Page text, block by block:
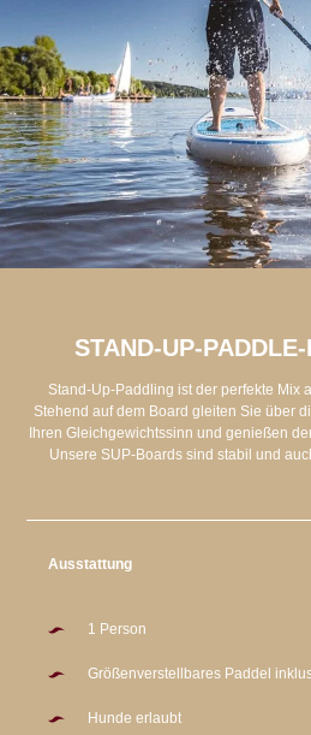
STAND-UP-
Stand-Up-Paddling ist der perfekte Mix
Stehend auf dem Board gleiten Sie über
Ihren Gleichgewichtssinn und genießen
Unsere SUP-Boards sind stabil und
Ausstattung
1 Person
Größenverstellbares Paddel
Hunde erlaubt